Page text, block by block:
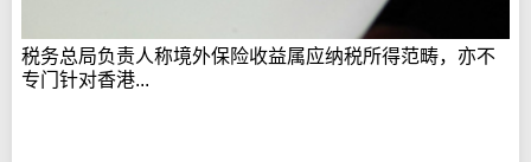
税务总局负责人称境外保险收益属应纳税所得范畴，亦不
专门针对香港...